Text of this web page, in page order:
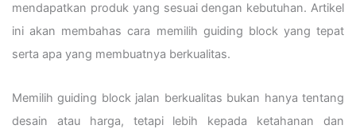
mendapatkan produk yang sesuai dengan kebutuhan. Artikel
ini akan membahas cara memilih guiding block yang tepat
serta apa yang membuatnya berkualitas.
Memilih guiding block jalan berkualitas bukan hanya tentang
desain atau harga, tetapi lebih kepada ketahanan dan